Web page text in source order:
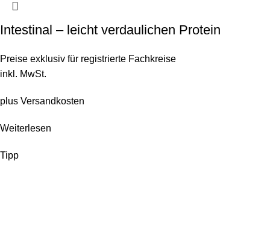
Intestinal – leicht verdaulichen Protein
Preise exklusiv für registrierte Fachkreise
inkl. MwSt.
plus Versandkosten
Weiterlesen
Tipp